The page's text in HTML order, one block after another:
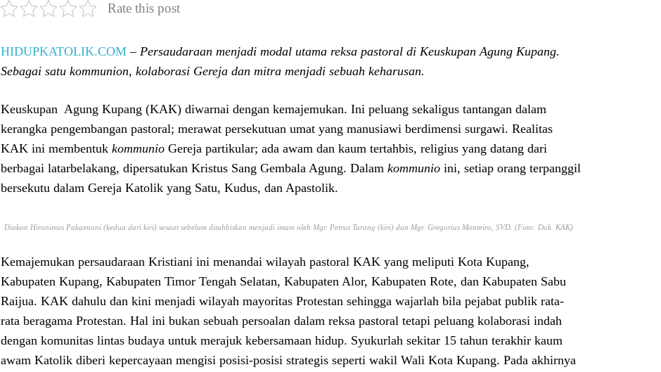
Rate this post
HIDUPKATOLIK.COM – Persaudaraan menjadi modal utama reksa pastoral di Keuskupan Agung Kupang.
Sebagai satu kommunion, kolaborasi Gereja dan mitra menjadi sebuah keharusan.
Keuskupan Agung Kupang (KAK) diwarnai dengan kemajemukan. Ini peluang sekaligus tantangan dalam
kerangka pengembangan pastoral; merawat persekutuan umat yang manusiawi berdimensi surgawi. Realitas
KAK ini membentuk kommunio Gereja partikular; ada awam dan kaum tertahbis, religius yang datang dari
berbagai latarbelakang, dipersatukan Kristus Sang Gembala Agung. Dalam kommunio ini, setiap orang terpanggil
bersekutu dalam Gereja Katolik yang Satu, Kudus, dan Apastolik.
Diakon Hironimus Pakaenoni (kedua dari kiri) sesaat sebelum ditahbiskan menjadi imam oleh Mgr. Petrus Turang (kiri) dan Mgr. Gregorius Monteiro, SVD. (Foto: Dok. KAK)
Kemajemukan persaudaraan Kristiani ini menandai wilayah pastoral KAK yang meliputi Kota Kupang,
Kabupaten Kupang, Kabupaten Timor Tengah Selatan, Kabupaten Alor, Kabupaten Rote, dan Kabupaten Sabu
Raijua. KAK dahulu dan kini menjadi wilayah mayoritas Protestan sehingga wajarlah bila pejabat publik rata-
rata beragama Protestan. Hal ini bukan sebuah persoalan dalam reksa pastoral tetapi peluang kolaborasi indah
dengan komunitas lintas budaya untuk merajuk kebersamaan hidup. Syukurlah sekitar 15 tahun terakhir kaum
awam Katolik diberi kepercayaan mengisi posisi-posisi strategis seperti wakil Wali Kota Kupang. Pada akhirnya